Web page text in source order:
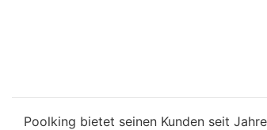
Poolking bietet seinen Kunden seit